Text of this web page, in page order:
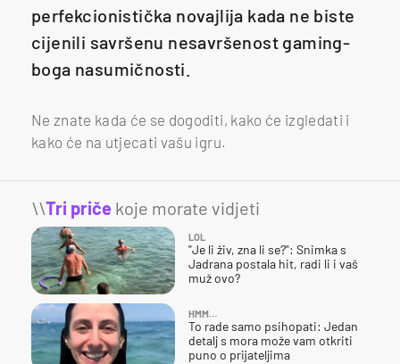
perfekcionistička novajlija kada ne biste
cijenili savršenu nesavršenost gaming-
boga nasumičnosti.
Ne znate kada će se dogoditi, kako će izgledati i
kako će na utjecati vašu igru.
\\Tri priče koje morate vidjeti
LOL
"Je li živ, zna li se?": Snimka s
Jadrana postala hit, radi li i vaš
muž ovo?
HMM…
To rade samo psihopati: Jedan
detalj s mora može vam otkriti
puno o prijateljima